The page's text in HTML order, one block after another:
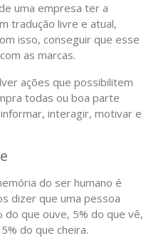
uma empresa ter a
tradução livre e atual,
isso, conseguir que esse
as marcas.
ações que possibilitem
todas ou boa parte
interagir, motivar e
do ser humano é
dizer que uma pessoa
que ouve, 5% do que vê,
do que cheira.